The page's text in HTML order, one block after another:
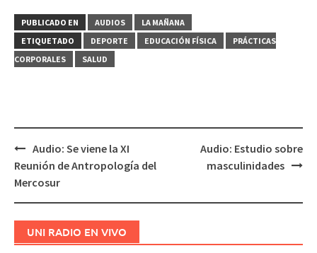
PUBLICADO EN AUDIOS
LA MAÑANA
ETIQUETADO
DEPORTE EDUCACIÓN FÍSICA
PRÁCTICAS
CORPORALES
SALUD
Navegación
de
Audio: Se viene la XI
Reunión de Antropología del
Mercosur
Audio: Estudio sobre
masculinidades
UNI RADIO EN VIVO